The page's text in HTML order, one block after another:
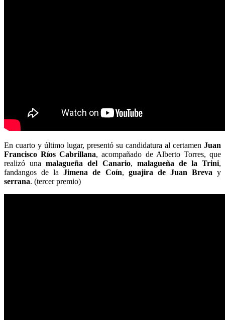
En cuarto y último lugar, presentó su candidatura al certamen Juan
Francisco Ríos Cabrillana, acompañado de Alberto Torres, que
realizó unamalagueña del Canario, malagueña de la Trini,
fandangos de laJimena de Coín, guajira de Juan Breva y
serrana. (tercer premio)